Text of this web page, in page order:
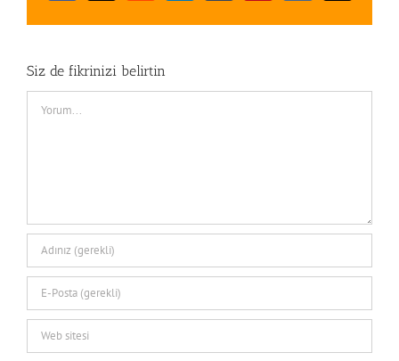
Siz de fikrinizi belirtin